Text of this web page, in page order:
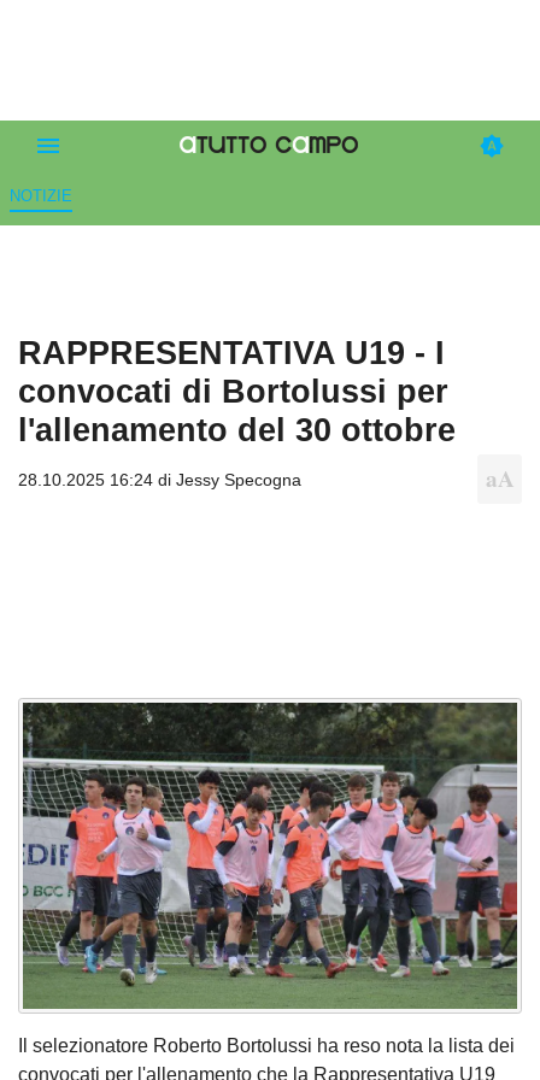
NOTIZIE
RAPPRESENTATIVA U19 - I
convocati di Bortolussi per
l'allenamento del 30 ottobre
28.10.2025 16:24 di Jessy Specogna
Il selezionatore Roberto Bortolussi ha reso nota la lista dei
convocati per l'allenamento che la Rappresentativa U19